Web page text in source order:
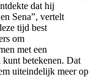
dat hij
Sena”, vertelt
tijd best
om
met een
betekenen. Dat
uiteindelijk meer op